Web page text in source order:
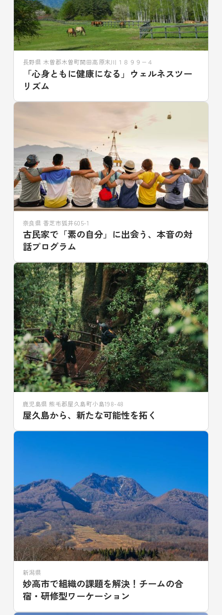
長野県 木曽郡木曽町開田高原末川１８９９−４
「心身ともに健康になる」ウェルネスツー
リズム
奈良県 香芝市狐井605-1
古民家で「素の自分」に出会う、本音の対
話プログラム
鹿児島県 熊毛郡屋久島町小島198-48
屋久島から、新たな可能性を拓く
新潟県
妙高市で組織の課題を解決！チームの合
宿・研修型ワーケーション